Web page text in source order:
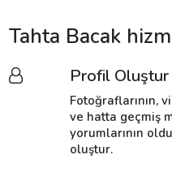
Tahta Bacak
Profil Oluştur
Fotoğraflarının,
ve hatta geçmiş
yorumlarının
oluştur.